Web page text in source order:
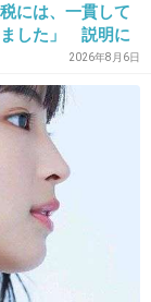
税には、一貫して
ました」 説明に
2026年8月6日